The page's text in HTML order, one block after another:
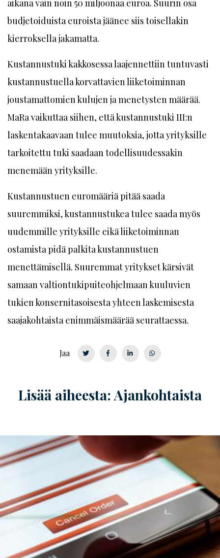
aikana vain noin 50 miljoonaa euroa. Suurin osa
budjetoiduista euroista jäänee siis toisellakin
kierroksella jakamatta.
Kustannustuki kakkosessa laajennettiin tuntuvasti
kustannustuella korvattavien liiketoiminnan
joustamattomien kulujen ja menetysten määrää.
MaRa vaikuttaa siihen, että kustannustuki III:n
laskentakaavaan tulee muutoksia, jotta yrityksille
tarkoitettu tuki saadaan todellisuudessakin
menemään yrityksille.
Kustannustuen euromääriä pitää saada
suuremmiksi, kustannustukea tulee saada myös
uudemmille yrityksille eikä liiketoiminnan
ostamista pidä palkita kustannustuen
menettämisellä. Suuremmat yritykset kärsivät
samaan valtiontukipuiteohjelmaan kuuluvien
tukien konsernitasoisesta yhteen laskemisesta
saajakohtaista enimmäismäärää seurattaessa.
Jaa
Lisää aiheesta: Ajankohtaista